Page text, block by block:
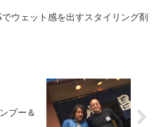
でウェット感を出すスタイリング剤
プー＆